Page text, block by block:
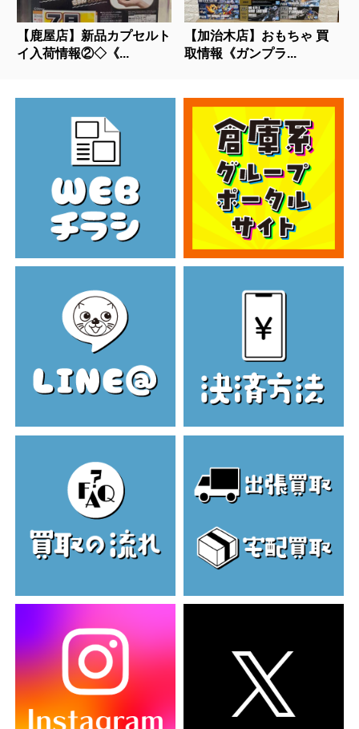
【鹿屋店】新品カプセルト
イ入荷情報②◇《...
【加治木店】おもちゃ 買
取情報《ガンプラ...